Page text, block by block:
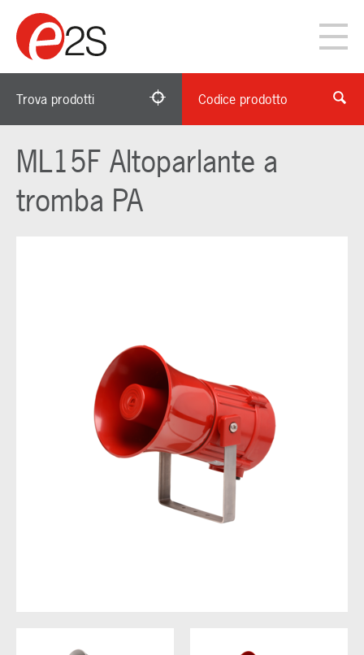
Trova prodotti Codice prodotto
ML15F Altoparlante a
tromba PA